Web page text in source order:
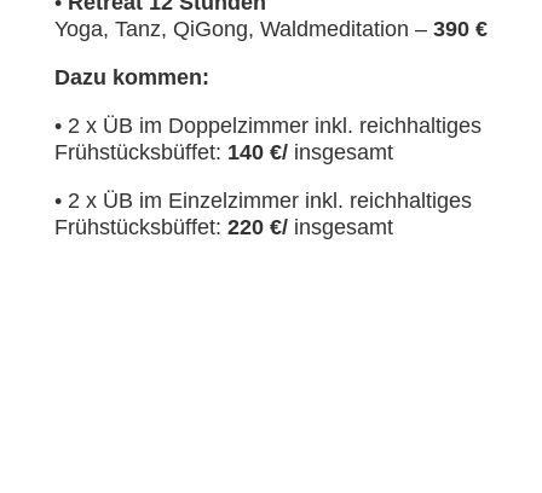
Yoga, Tanz, QiGong, Waldmeditation – 390 €
Dazu kommen:
• 2 x ÜB im Doppelzimmer inkl. reichhaltiges
Frühstücksbüffet: 140 €/ insgesamt
• 2 x ÜB im Einzelzimmer inkl. reichhaltiges
Frühstücksbüffet: 220 €/insgesamt